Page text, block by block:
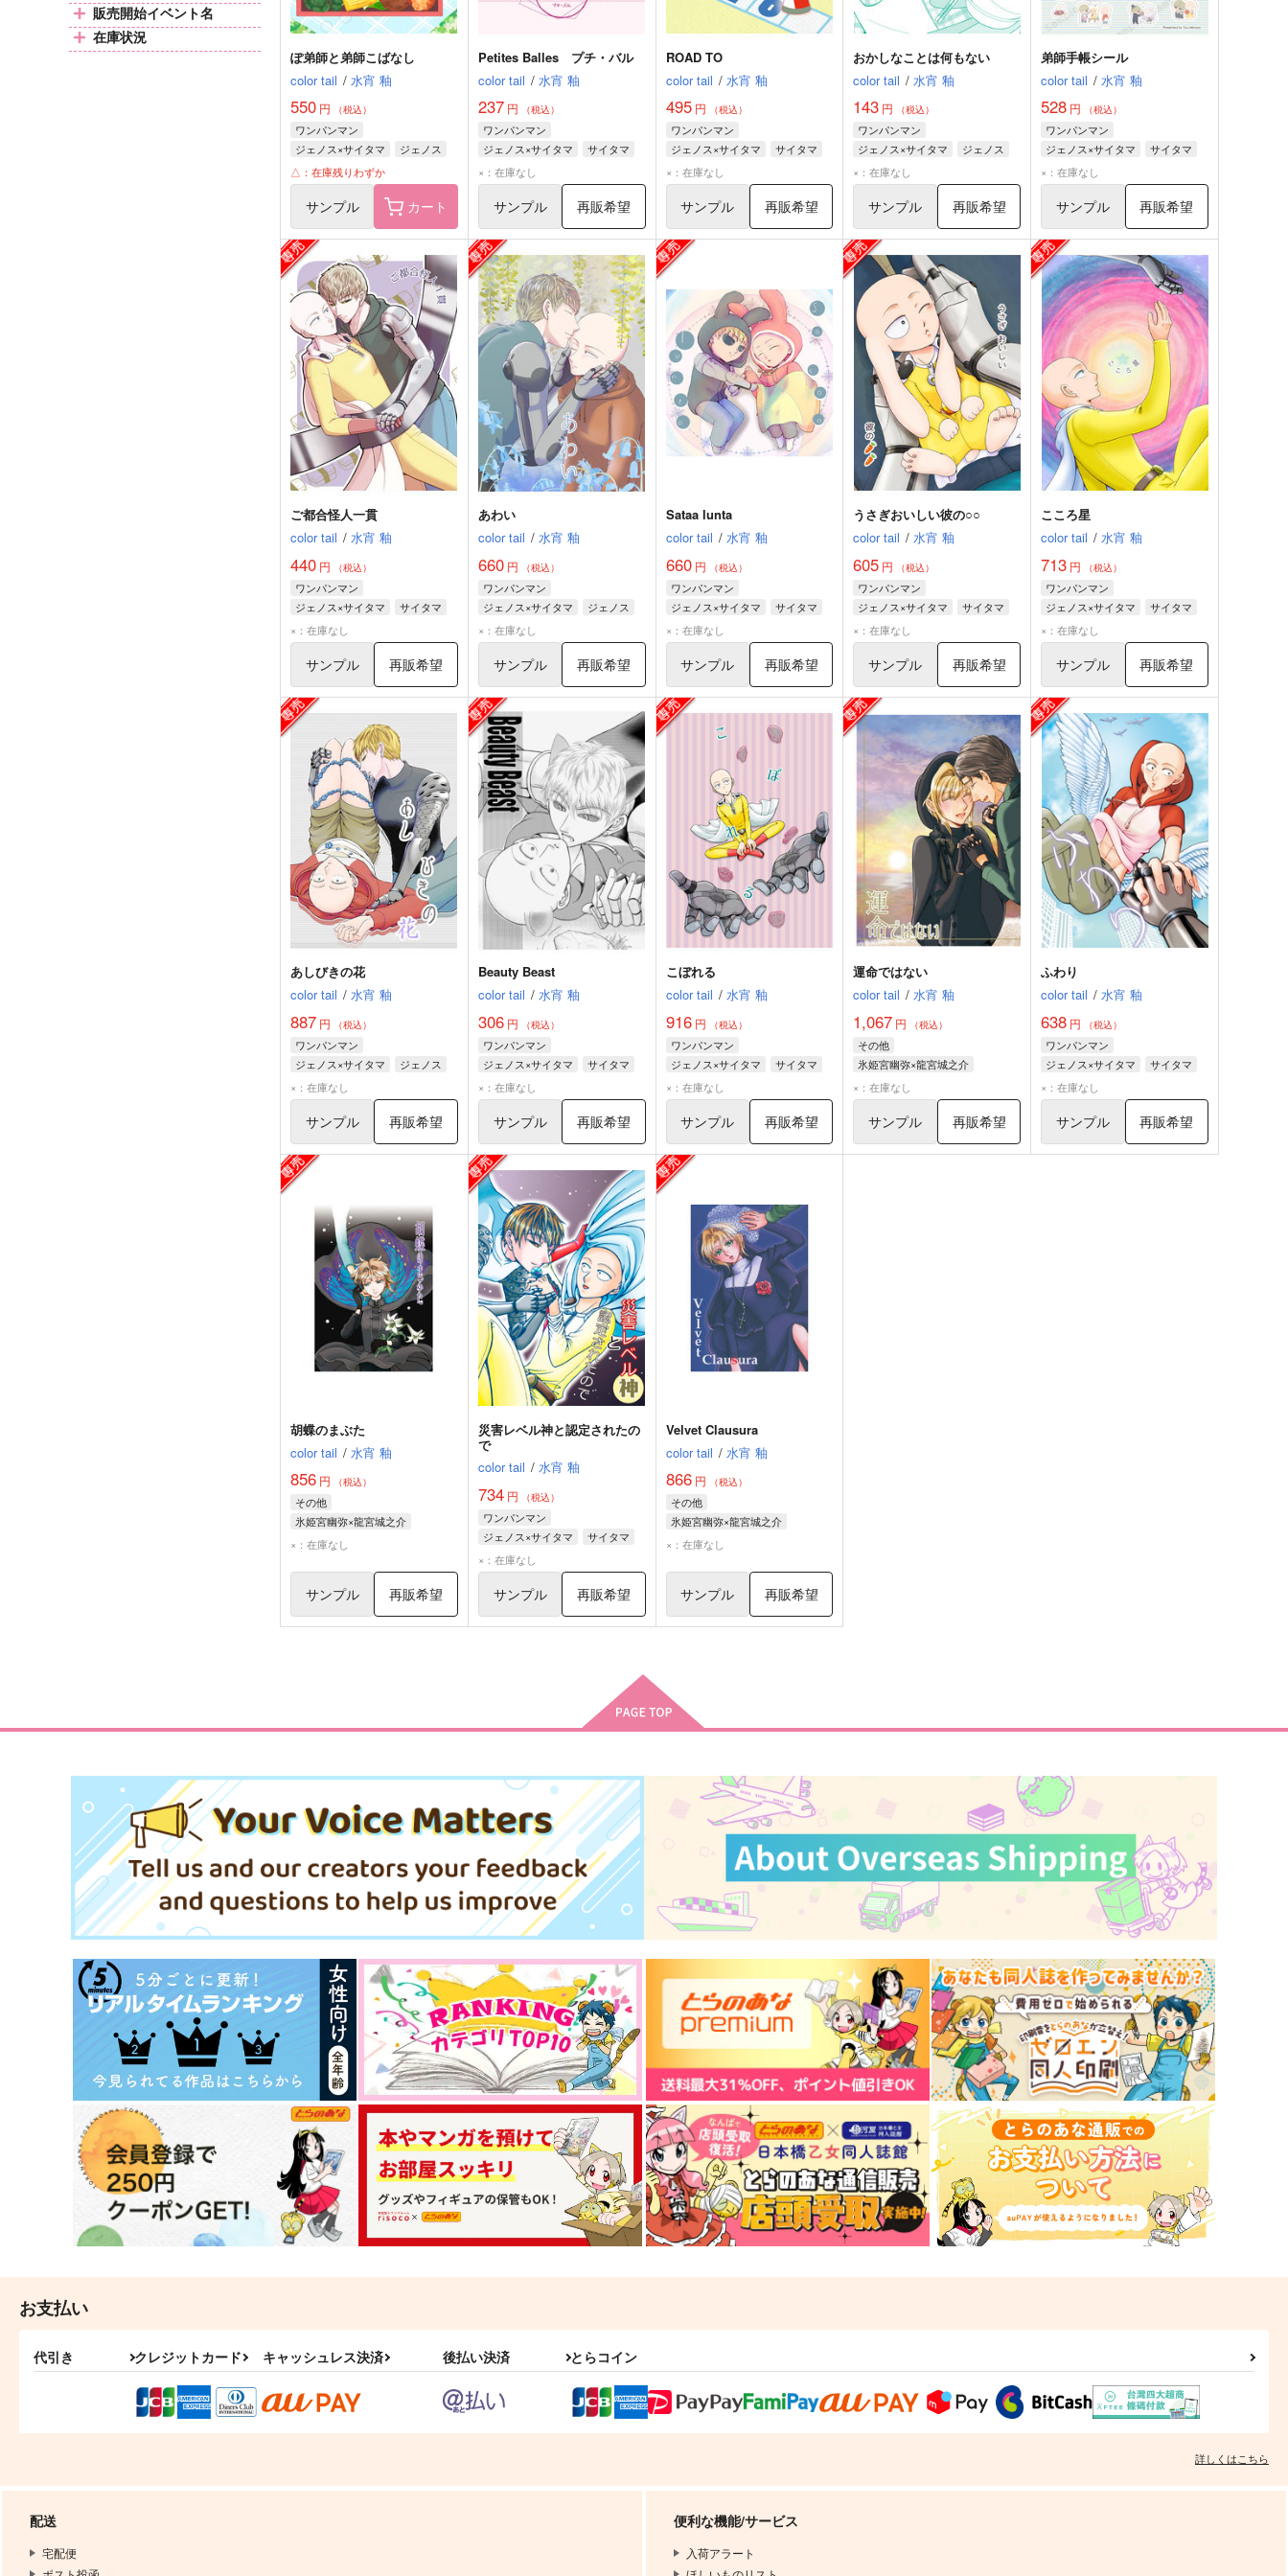
販売開始イベント名
在庫状況
ぽ弟師と弟師こばなし
color tail / 水宵 釉
550 円 （税込）
ワンパンマン
ジェノス×サイタマ
ジェノス
サイタマ
△：在庫残りわずか
サンプル カート
Petites Balles プチ・バル
color tail / 水宵 釉
237円 （税込）
ワンパンマン
ジェノス×サイタマ
サイタマ
ジェノス
×：在庫なし
サンプル 再販希望
ROAD TO
color tail / 水宵 釉
495円 （税込）
ワンパンマン
ジェノス×サイタマ
サイタマ
ジェノス
×：在庫なし
サンプル 再販希望
おかしなことは何もない
color tail / 水宵 釉
143 円 （税込）
ワンパンマン
ジェノス×サイタマ
ジェノス
サイタマ
×：在庫なし
サンプル 再販希望
弟師手帳シール
color tail / 水宵 釉
528 円 （税込）
ワンパンマン
ジェノス×サイタマ
サイタマ
ジェノス
×：在庫なし
サンプル 再販希望
ご都合怪人一貫
color tail / 水宵 釉
440 円 （税込）
ワンパンマン
ジェノス×サイタマ
サイタマ
ジェノス
×：在庫なし
サンプル 再販希望
あわい
color tail / 水宵 釉
660円 （税込）
ワンパンマン
ジェノス×サイタマ
ジェノス
サイタマ
×：在庫なし
サンプル 再販希望
Sataa lunta
color tail / 水宵 釉
660円 （税込）
ワンパンマン
ジェノス×サイタマ
サイタマ
ジェノス
×：在庫なし
サンプル 再販希望
うさぎおいしい彼の○○
color tail / 水宵 釉
605 円 （税込）
ワンパンマン
ジェノス×サイタマ
サイタマ
ジェノス
×：在庫なし
サンプル 再販希望
こころ星
color tail / 水宵 釉
713 円 （税込）
ワンパンマン
ジェノス×サイタマ
サイタマ
ジェノス
×：在庫なし
サンプル 再販希望
あしびきの花
color tail / 水宵 釉
887 円 （税込）
ワンパンマン
ジェノス×サイタマ
ジェノス
サイタマ
×：在庫なし
サンプル 再販希望
Beauty Beast
color tail / 水宵 釉
306円 （税込）
ワンパンマン
ジェノス×サイタマ
サイタマ
ジェノス
×：在庫なし
サンプル 再販希望
こぼれる
color tail / 水宵 釉
916円 （税込）
ワンパンマン
ジェノス×サイタマ
サイタマ
ジェノス
×：在庫なし
サンプル 再販希望
運命ではない
color tail / 水宵 釉
1,067 円 （税込）
その他
氷姫宮幽弥×龍宮城之介
氷姫宮幽弥
×：在庫なし
サンプル 再販希望
ふわり
color tail / 水宵 釉
638 円 （税込）
ワンパンマン
ジェノス×サイタマ
サイタマ
ジェノス
×：在庫なし
サンプル 再販希望
胡蝶のまぶた
color tail / 水宵 釉
856 円 （税込）
その他
氷姫宮幽弥×龍宮城之介
龍宮城之介
×：在庫なし
サンプル 再販希望
災害レベル神と認定されたの
で
color tail / 水宵 釉
734円 （税込）
ワンパンマン
ジェノス×サイタマ
サイタマ
ジェノス
×：在庫なし
サンプル 再販希望
Velvet Clausura
color tail / 水宵 釉
866円 （税込）
その他
氷姫宮幽弥×龍宮城之介
龍宮城之介
×：在庫なし
サンプル 再販希望
お支払い
代引き クレジットカード キャッシュレス決済 後払い決済 とらコイン
詳しくはこちら
配送
宅配便
便利な機能/サービス
入荷アラート